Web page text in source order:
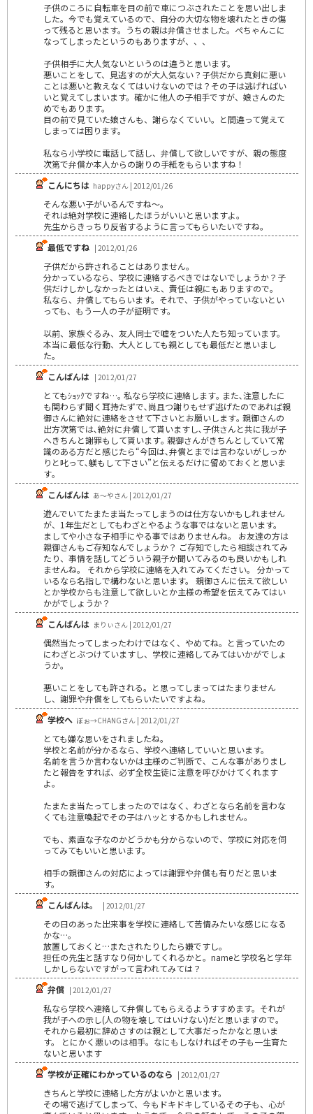
子供のころに自転車を目の前で車につぶされたことを思い出しま
した。今でも覚えているので、自分の大切な物を壊れたときの傷
って残ると思います。うちの親は弁償させました。ぺちゃんこに
なってしまったというのもありますが、、、
子供相手に大人気ないというのは違うと思います。
悪いことをして、見逃すのが大人気ない？子供だから真剣に悪い
ことは悪いと教えなくてはいけないのでは？その子は逃げればい
いと覚えてしまいます。確かに他人の子相手ですが、娘さんのた
めでもあります。
目の前で見ていた娘さんも、謝らなくていい。と間違って覚えて
しまっては困ります。
私なら小学校に電話して話し、弁償して欲しいですが、親の態度
次第で弁償か本人からの謝りの手紙をもらいますね！
こんにちは happyさん | 2012/01/26
そんな悪い子がいるんですね～。
それは絶対学校に連絡したほうがいいと思いますよ。
先生からきっちり反省するように言ってもらいたいですね。
最低ですね | 2012/01/26
子供だから許されることはありません。
分かっているなら、学校に連絡するべきではないでしょうか？子
供だけしかしなかったとはいえ、責任は親にもありますので。
私なら、弁償してもらいます。それで、子供がやっていないとい
っても、もう一人の子が証明です。
以前、家族ぐるみ、友人同士で嘘をついた人たち知っています。
本当に最低な行動、大人としても親としても最低だと思いまし
た。
こんばんは | 2012/01/27
とてもｼｮｯｸですね…｡ 私なら学校に連絡します｡ また､注意したに
も関わらず聞く耳持たずで､尚且つ謝りもせず逃げたのであれば親
御さんに絶対に連絡をさせて下さいとお願いします｡ 親御さんの
出方次第では､絶対に弁償して貰いますし､子供さんと共に我が子
へきちんと謝罪もして貰います｡ 親御さんがきちんとしていて常
識のある方だと感じたら“今回は､弁償とまでは言わないがしっか
りと叱って､躾もして下さい”と伝えるだけに留めておくと思いま
す｡
こんばんは あ～やさん | 2012/01/27
遊んでいてたまたま当たってしまうのは仕方ないかもしれません
が、1年生だとしてもわざとやるような事ではないと思います。
ましてや小さな子相手にやる事ではありませんね。 お友達の方は
親御さんもご存知なんでしょうか？ ご存知でしたら相談されてみ
たり、事情を話してどういう親子か聞いてみるのも良いかもしれ
ませんね。 それから学校に連絡を入れてみてください。 分かって
いるなら名指しで構わないと思います。 親御さんに伝えて欲しい
とか学校からも注意して欲しいとか主様の希望を伝えてみてはい
かがでしょうか？
こんばんは まりぃさん | 2012/01/27
偶然当たってしまったわけではなく、やめてね。と言っていたの
にわざとぶつけていますし、学校に連絡してみてはいかがでしょ
うか。
悪いことをしても許される。と思ってしまってはたまりません
し、謝罪や弁償をしてもらいたいですよね。
学校へ ぼぉ→CHANGさん | 2012/01/27
とても嫌な思いをされましたね。
学校と名前が分かるなら、学校へ連絡していいと思います。
名前を言うか言わないかは主様のご判断で、こんな事がありまし
たと報告をすれば、必ず全校生徒に注意を呼びかけてくれます
よ。
たまたま当たってしまったのではなく、わざとなら名前を言わな
くても注意喚起でその子はハッとするかもしれません。
でも、素直な子なのかどうかも分からないので、学校に対応を伺
ってみてもいいと思います。
相手の親御さんの対応によっては謝罪や弁償も有りだと思いま
す。
こんばんは。
| 2012/01/27
その日のあった出来事を学校に連絡して苦情みたいな感じになる
かな…。
放置しておくと…またされたりしたら嫌ですし。
担任の先生と話すなり何かしてくれるかと。nameと学校名と学年
しかしらないですがって言われてみては？
弁償 | 2012/01/27
私なら学校へ連絡して弁償してもらえるようすすめます。それが
我が子への示し(人の物を壊してはいけない)だと思いますので。
それから最初に辞めさすのは親として大事だったかなと思いま
す。 とにかく悪いのは相手。なにもしなければその子も一生育た
ないと思います
学校が正確にわかっているのなら | 2012/01/27
きちんと学校に連絡した方がよいかと思います。
その場で逃げてしまって、今もドキドキしているその子も、心が